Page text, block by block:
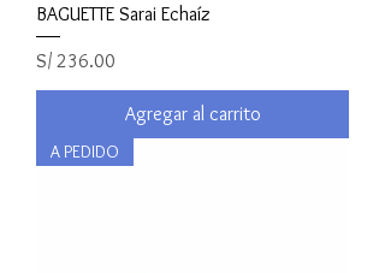
BAGUETTE Sarai Echaíz
Precio
S/ 236.00
Agregar al carrito
A PEDIDO